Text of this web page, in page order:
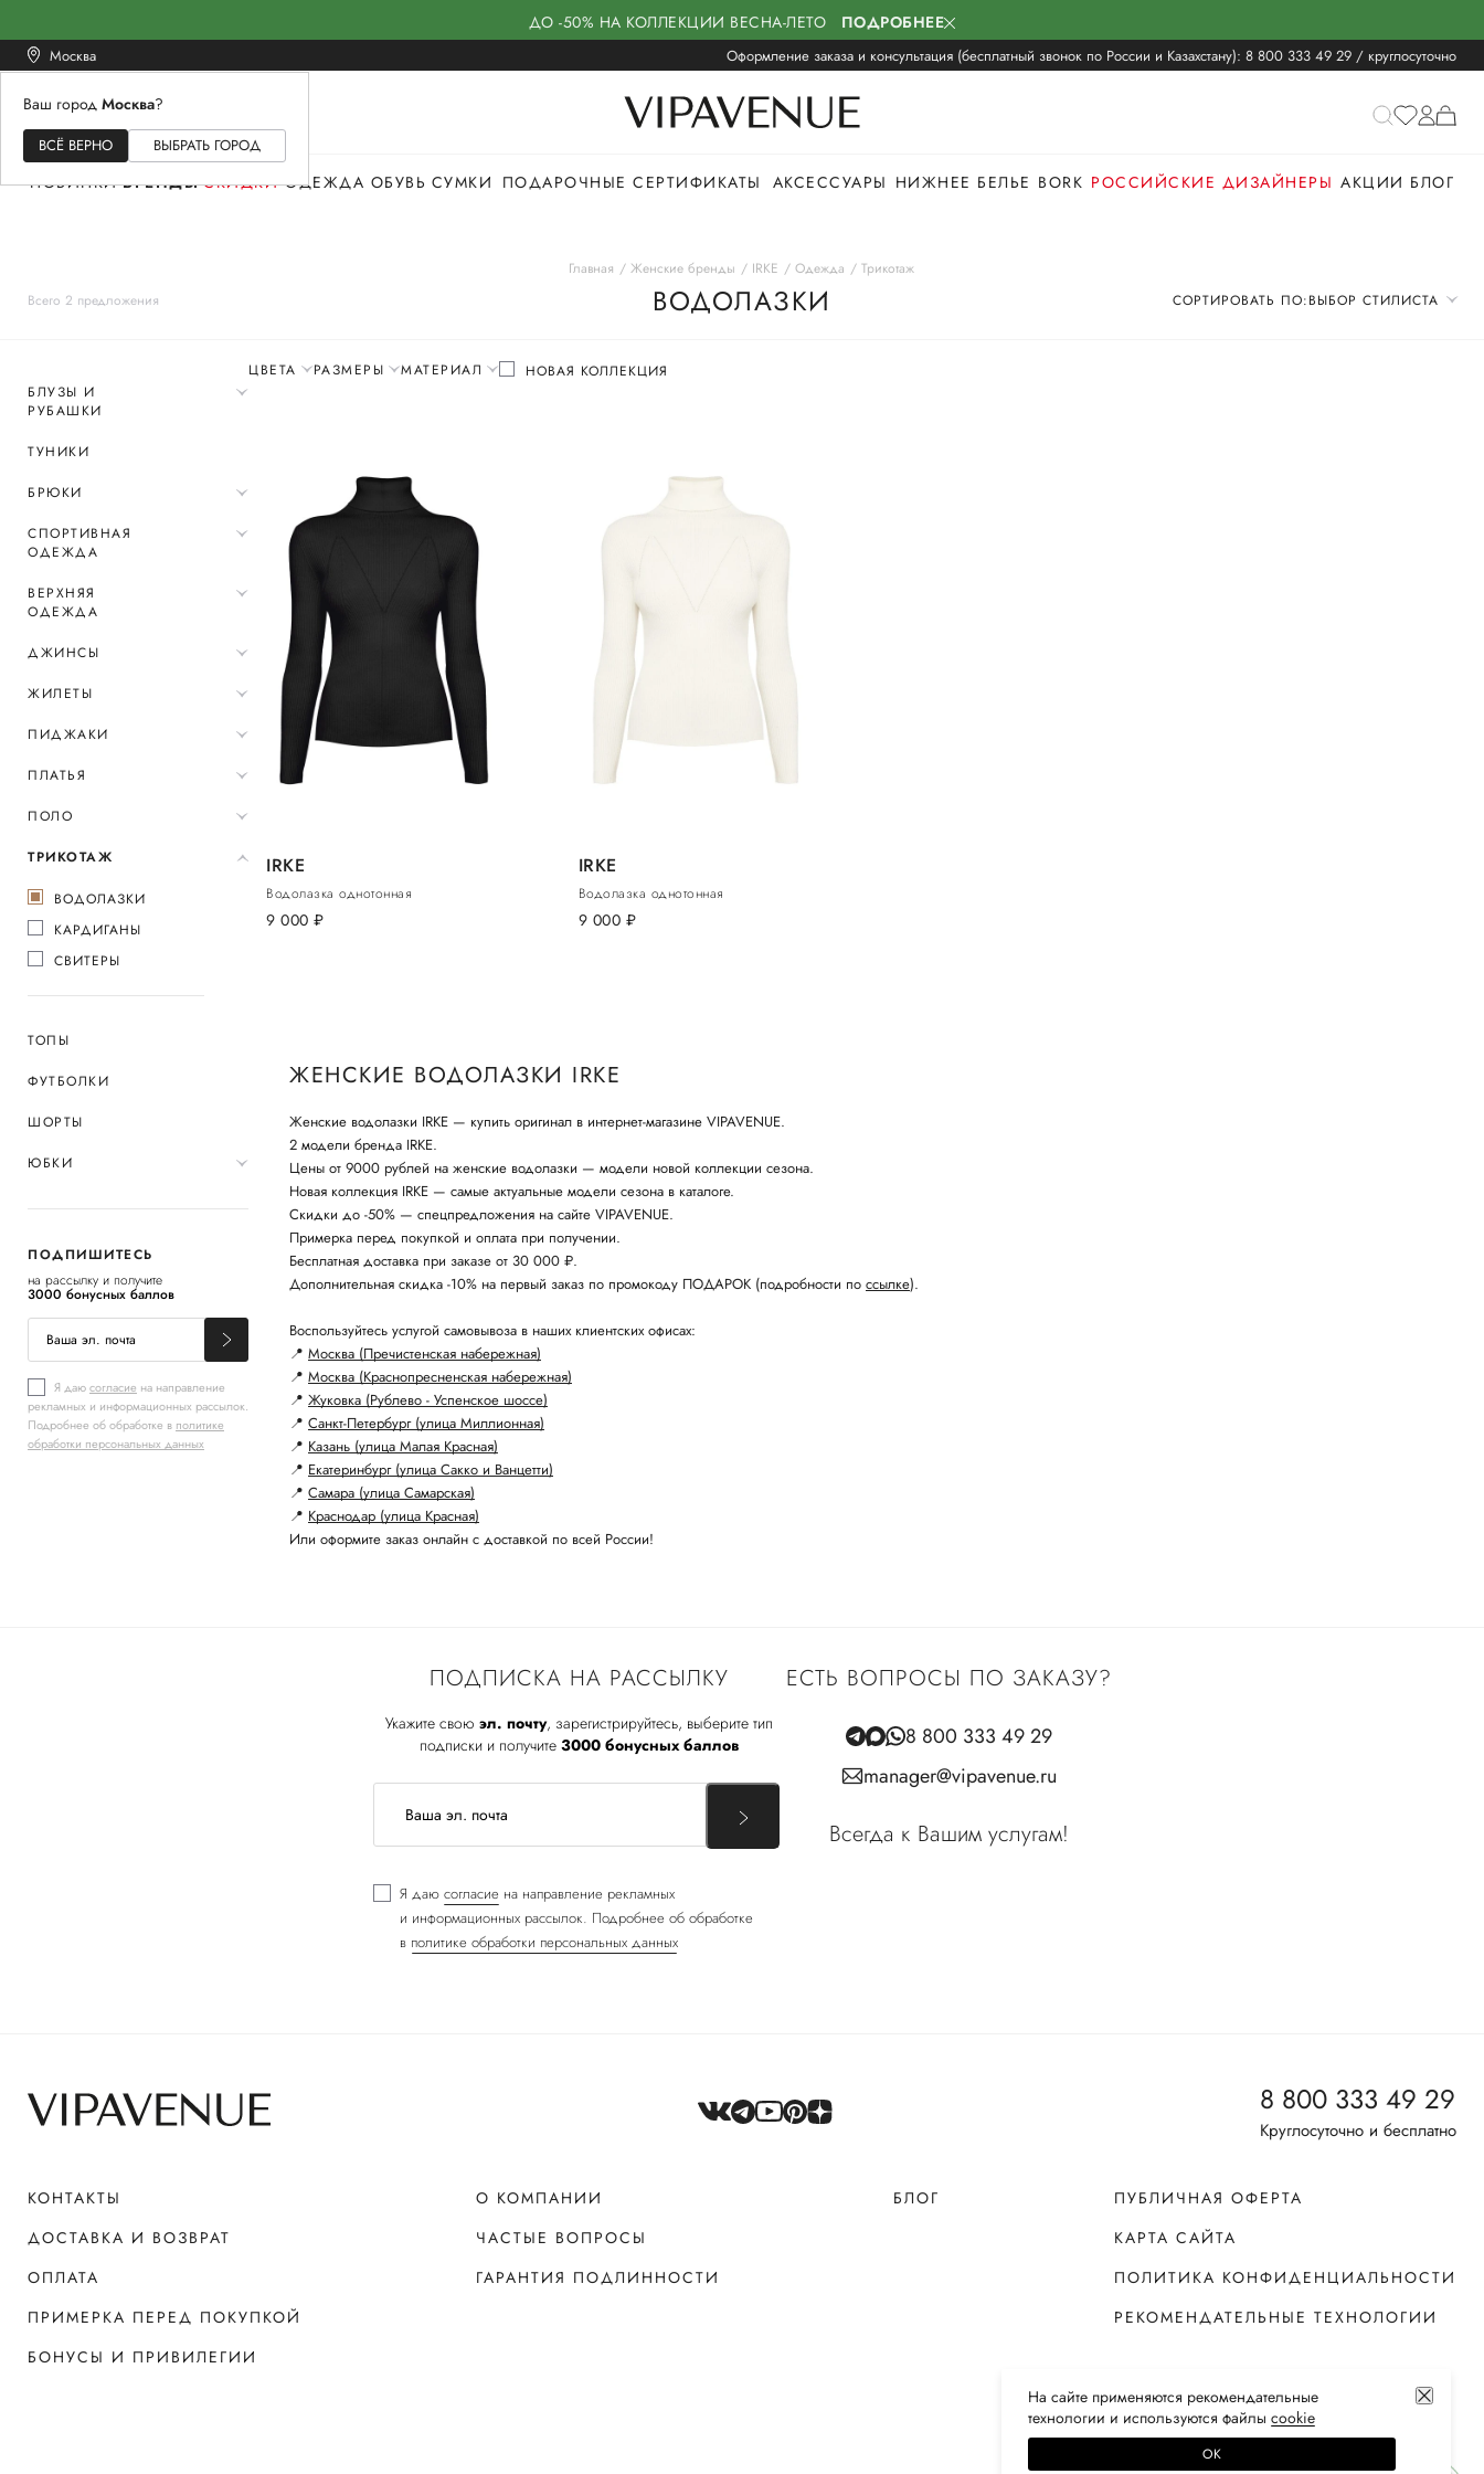
ДО -50% НА КОЛЛЕКЦИИ ВЕСНА-ЛЕТО ПОДРОБНЕЕ
Москва Оформление заказа и консультация (бесплатный звонок по России и Казахстану): 8 800 333 49 29 / круглосуточно
Ваш город Москва?
ВСЁ ВЕРНО ВЫБРАТЬ ГОРОД
ЖЕНСКОЕМУЖСКОЕ
НОВИНКИ БРЕНДЫ СКИДКИ ОДЕЖДА ОБУВЬ СУМКИ ПОДАРОЧНЫЕ СЕРТИФИКАТЫ АКСЕССУАРЫ НИЖНЕЕ БЕЛЬЕ BORK РОССИЙСКИЕ ДИЗАЙНЕРЫ АКЦИИ БЛОГ
Всего 2 предложения
Главная Женские бренды IRKE Одежда Трикотаж
ВОДОЛАЗКИ СОРТИРОВАТЬ ПО:ВЫБОР СТИЛИСТА
БЛУЗЫ И
РУБАШКИ
ТУНИКИ
БРЮКИ
СПОРТИВНАЯ
ОДЕЖДА
ВЕРХНЯЯ
ОДЕЖДА
ДЖИНСЫ
ЖИЛЕТЫ
ПИДЖАКИ
ПЛАТЬЯ
ПОЛО
ТРИКОТАЖ
ВОДОЛАЗКИ
КАРДИГАНЫ
СВИТЕРЫ
ТОПЫ
ФУТБОЛКИ
ШОРТЫ
ЮБКИ
ПОДПИШИТЕСЬ
на рассылку и получите
3000 бонусных баллов
Я даюсогласие на направление
рекламных и информационных рассылок.
Подробнее об обработке в политике
обработки персональных данных
ЦВЕТА РАЗМЕРЫ МАТЕРИАЛ НОВАЯ КОЛЛЕКЦИЯ
IRKE
Водолазка однотонная
9 000 руб.
IRKE
Водолазка однотонная
9 000 руб.
ЖЕНСКИЕ ВОДОЛАЗКИ IRKE
Женские водолазки IRKE — купить оригинал в интернет-магазине VIPAVENUE.
2 модели бренда IRKE.
Цены от 9000 рублей на женские водолазки — модели новой коллекции сезона.
Новая коллекция IRKE — самые актуальные модели сезона в каталоге.
Скидки до -50% — спецпредложения на сайте VIPAVENUE.
Примерка перед покупкой и оплата при получении.
Бесплатная доставка при заказе от 30 000 ₽.
Дополнительная скидка -10% на первый заказ по промокоду ПОДАРОК (подробности по ссылке).
Воспользуйтесь услугой самовывоза в наших клиентских офисах:
📍 Москва (Пречистенская набережная)
📍 Москва (Краснопресненская набережная)
📍 Жуковка (Рублево - Успенское шоссе)
📍 Санкт-Петербург (улица Миллионная)
📍 Казань (улица Малая Красная)
📍 Екатеринбург (улица Сакко и Ванцетти)
📍 Самара (улица Самарская)
📍 Краснодар (улица Красная)
Или оформите заказ онлайн с доставкой по всей России!
ПОДПИСКА НА РАССЫЛКУ
Укажите свою эл. почту, зарегистрируйтесь, выберите тип
подписки и получите 3000 бонусных баллов
Я даю согласие на направление рекламных
и информационных рассылок. Подробнее об обработке
в политике обработки персональных данных
ЕСТЬ ВОПРОСЫ ПО ЗАКАЗУ?
8 800 333 49 29
manager@vipavenue.ru
Всегда к Вашим услугам!
8 800 333 49 29
Круглосуточно и бесплатно
КОНТАКТЫ
ДОСТАВКА И ВОЗВРАТ
ОПЛАТА
ПРИМЕРКА ПЕРЕД ПОКУПКОЙ
БОНУСЫ И ПРИВИЛЕГИИ
О КОМПАНИИ
ЧАСТЫЕ ВОПРОСЫ
ГАРАНТИЯ ПОДЛИННОСТИ
БЛОГ
ПУБЛИЧНАЯ ОФЕРТА
КАРТА САЙТА
ПОЛИТИКА КОНФИДЕНЦИАЛЬНОСТИ
РЕКОМЕНДАТЕЛЬНЫЕ ТЕХНОЛОГИИ
На сайте применяются рекомендательные
технологии и используются файлы сооkiе
ОК